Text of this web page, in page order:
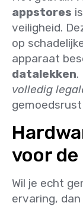
appstores
veiligheid.
op
apparaat
datalekken.
volledig
voor
Wil je echt
ervaring,